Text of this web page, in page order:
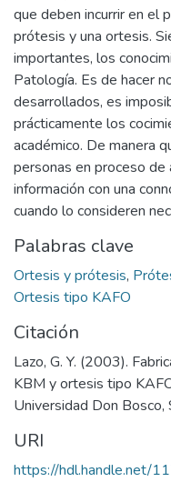
que deben incurrir en el
prótesis y una ortesis.
importantes, los
Patología. Es de hacer
desarrollados, es
prácticamente los
académico. De manera
personas en proceso de
información con una
cuando lo consideren
Palabras clave
Ortesis y prótesis,
Ortesis tipo KAFO
Citación
Lazo, G. Y. (2003).
KBM y ortesis tipo
Universidad Don Bosco,
URI
https://hdl.handle.net/